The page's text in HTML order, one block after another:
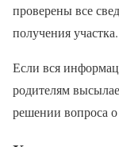
проверены все
получения участка.
Если вся
родителям
решении вопроса о